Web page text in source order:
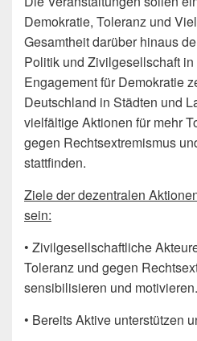
Demokratie, Toleranz und
Gesamtheit darüber hinaus
Politik und Zivilgesellschaft
Engagement für Demokratie
Deutschland in Städten und
vielfältige Aktionen für mehr
gegen Rechtsextremismus
stattfinden.
Ziele der dezentralen
sein:
• Zivilgesellschaftliche
Toleranz und gegen
sensibilisieren und motivieren.
• Bereits Aktive unterstützen